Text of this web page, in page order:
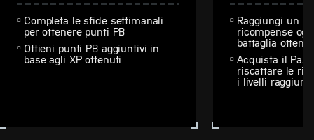
Completa le sfide settimanali
per ottenere punti PB
Ottieni punti PB aggiuntivi in
base agli XP ottenuti
Raggiungi un
ricompense
battaglia
Acquista il
riscattare le
i livelli raggiunti